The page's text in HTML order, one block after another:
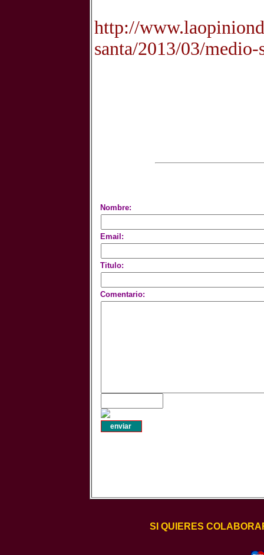
http://
santa/2013/03/
Nombre:
Email:
Titulo:
Comentario:
SI QUIERES